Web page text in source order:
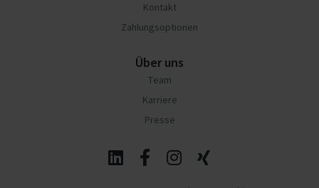
Kontakt
Zahlungsoptionen
Über uns
Team
Karriere
Presse